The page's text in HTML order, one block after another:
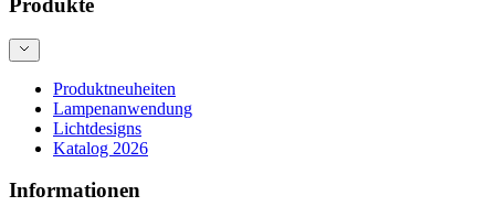
Produkte
Produktneuheiten
Lampenanwendung
Lichtdesigns
Katalog 2026
Informationen